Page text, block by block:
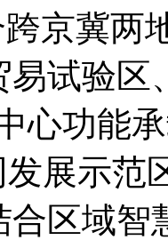
京冀两
试验区
心功能
发展示
合区域智